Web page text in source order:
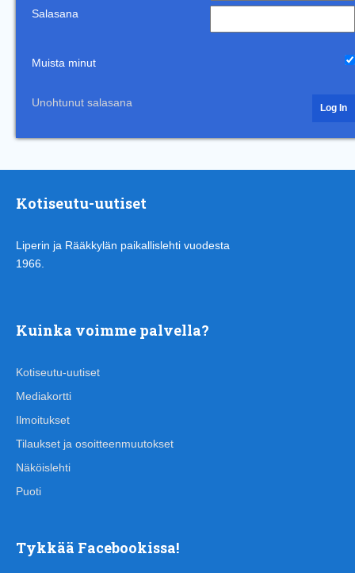
Salasana
Muista minut
Unohtunut salasana
Kotiseutu-uutiset
Liperin ja Rääkkylän paikallislehti vuodesta
1966.
Kuinka voimme palvella?
Kotiseutu-uutiset
Mediakortti
Ilmoitukset
Tilaukset ja osoitteenmuutokset
Näköislehti
Puoti
Tykkää Facebookissa!